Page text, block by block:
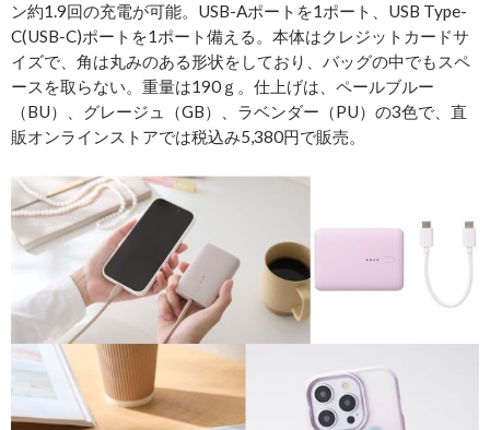
ン約1.9回の充電が可能。USB-Aポートを1ポート、USB Type-
C(USB-C)ポートを1ポート備える。本体はクレジットカードサ
イズで、角は丸みのある形状をしており、バッグの中でもスペ
ースを取らない。重量は190ｇ。仕上げは、ペールブルー
（BU）、グレージュ（GB）、ラベンダー（PU）の3色で、直
販オンラインストアでは税込み5,380円で販売。